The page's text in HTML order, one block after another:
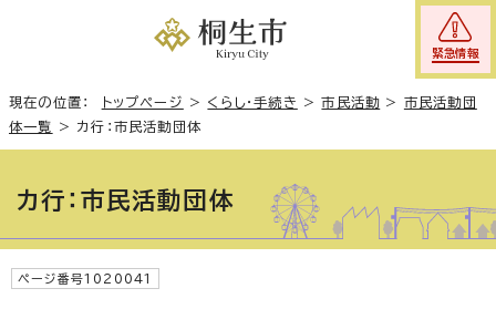
緊急情報
現在の位置： トップページ > くらし・手続き >市民活動 > 市民活動団
体一覧
> カ行：市民活動団体
カ行：市民活動団体
ページ番号1020041